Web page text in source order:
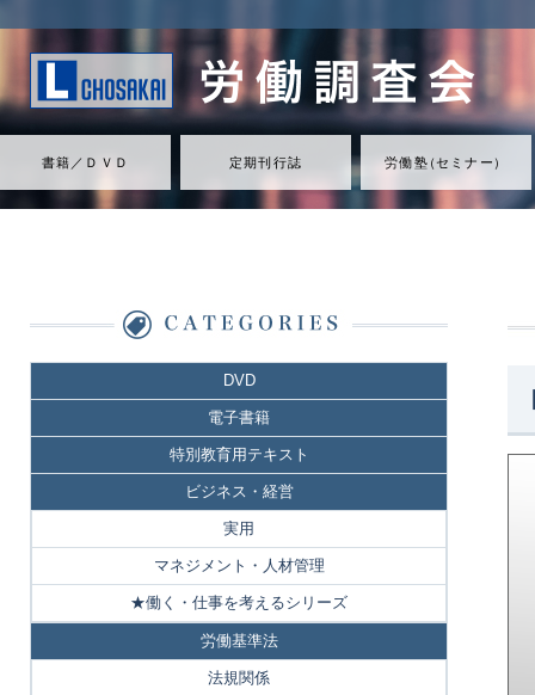
書籍／ＤＶＤ 定期刊行誌 労働塾（セミナ ー ）
DVD
電子書籍
特別教育用テキスト
ビジネス・経営
実用
マネジメント・人材管理
★働く・仕事を考えるシリーズ
労働基準法
法規関係